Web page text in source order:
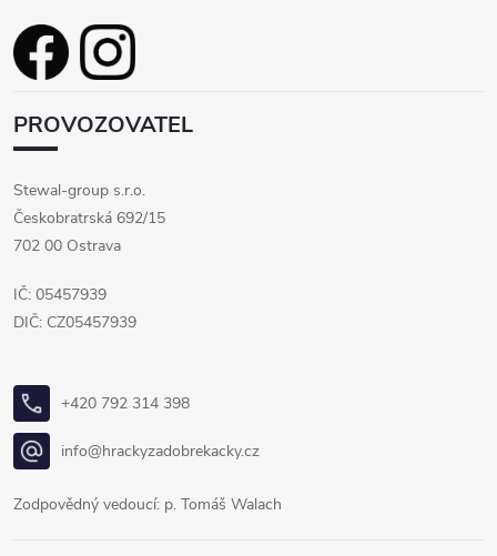
PROVOZOVATEL
Stewal-group s.r.o.
Českobratrská 692/15
702 00 Ostrava
IČ: 05457939
DIČ: CZ05457939
+420 792 314 398
info@hrackyzadobrekacky.cz
Zodpovědný vedoucí: p. Tomáš Walach